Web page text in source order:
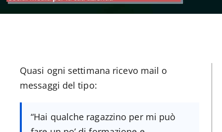
Quasi ogni settimana ricevo mail o
messaggi del tipo:
“Hai qualche ragazzino per mi può